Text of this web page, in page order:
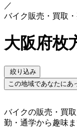
／
バイク販売・買取
大阪府枚
絞り込み
この地域であなたに
バイクの販売・買
勤・通学から趣味